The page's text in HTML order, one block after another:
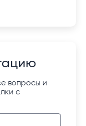
вопросы и
с